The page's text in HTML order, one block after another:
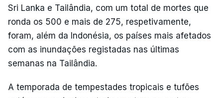
Sri Lanka e Tailândia, com um total de mortes que
ronda os 500 e mais de 275, respetivamente,
foram, além da Indonésia, os países mais afetados
com as inundações registadas nas últimas
semanas na Tailândia.
A temporada de tempestades tropicais e tufões